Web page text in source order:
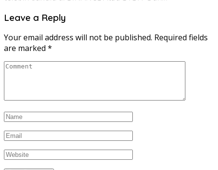
Leave a Reply
Your email address will not be published. Required fields
are marked *